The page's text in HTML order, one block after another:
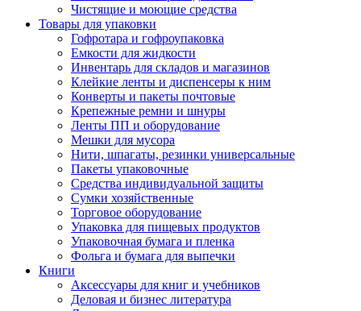
Чистящие и моющие средства
Товары для упаковки
Гофротара и гофроупаковка
Емкости для жидкости
Инвентарь для складов и магазинов
Клейкие ленты и диспенсеры к ним
Конверты и пакеты почтовые
Крепежные ремни и шнуры
Ленты ПП и оборудование
Мешки для мусора
Нити, шпагаты, резинки универсальные
Пакеты упаковочные
Средства индивидуальной защиты
Сумки хозяйственные
Торговое оборудование
Упаковка для пищевых продуктов
Упаковочная бумага и пленка
Фольга и бумага для выпечки
Книги
Аксессуары для книг и учебников
Деловая и бизнес литература